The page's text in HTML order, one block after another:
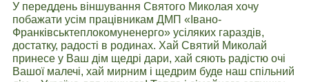
У переддень віншування Святого Миколая хочу
побажати усім працівникам ДМП «Івано-
Франківськтеплокомуненерго» усіляких гараздів,
достатку, радості в родинах. Хай Святий Миколай
принесе у Ваш дім щедрі дари, хай сяють радістю очі
Вашої малечі, хай мирним і щедрим буде наш спільний